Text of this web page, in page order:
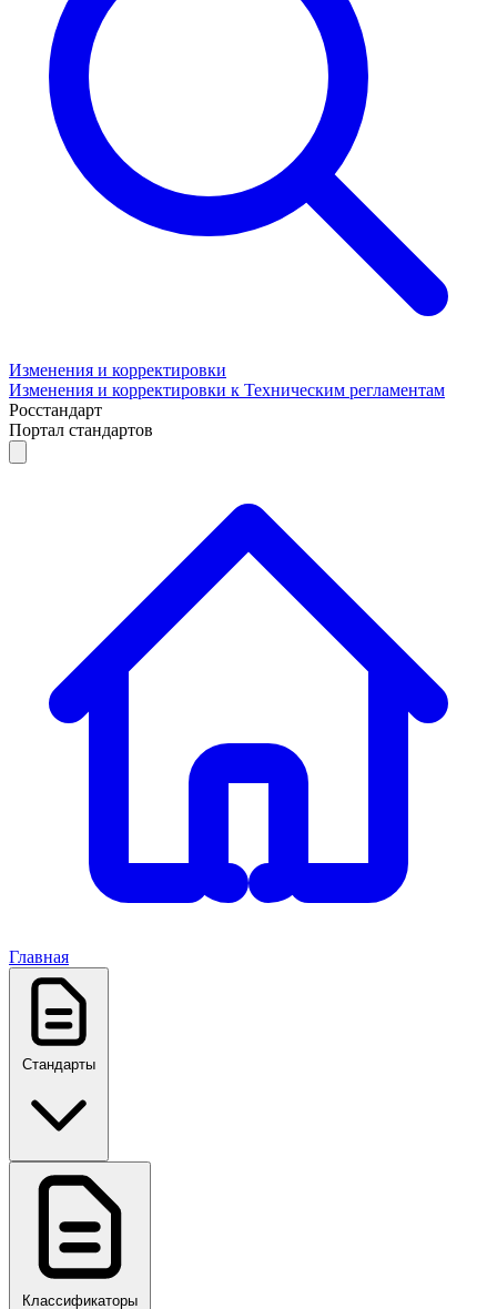
Изменения и корректировки
Изменения и корректировки к Техническим регламентам
Росстандарт
Портал стандартов
Главная
Стандарты
ГОСТ, ГОСТ Р, ПНСТ
Классификаторы